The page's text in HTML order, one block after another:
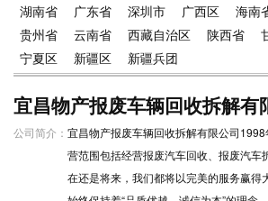
湖南省
广东省 深圳市 广西区 海南
贵州省
云南省 西藏自治区 陕西省
宁夏区
新疆区 新疆兵团
宜昌物产报废车辆回收拆解有
公司简介： 宜昌物产报废车辆回收拆解有限公司
营范围包括经营报废汽车回收、报废汽车
在还是将来，我们都将以完美的服务赢得